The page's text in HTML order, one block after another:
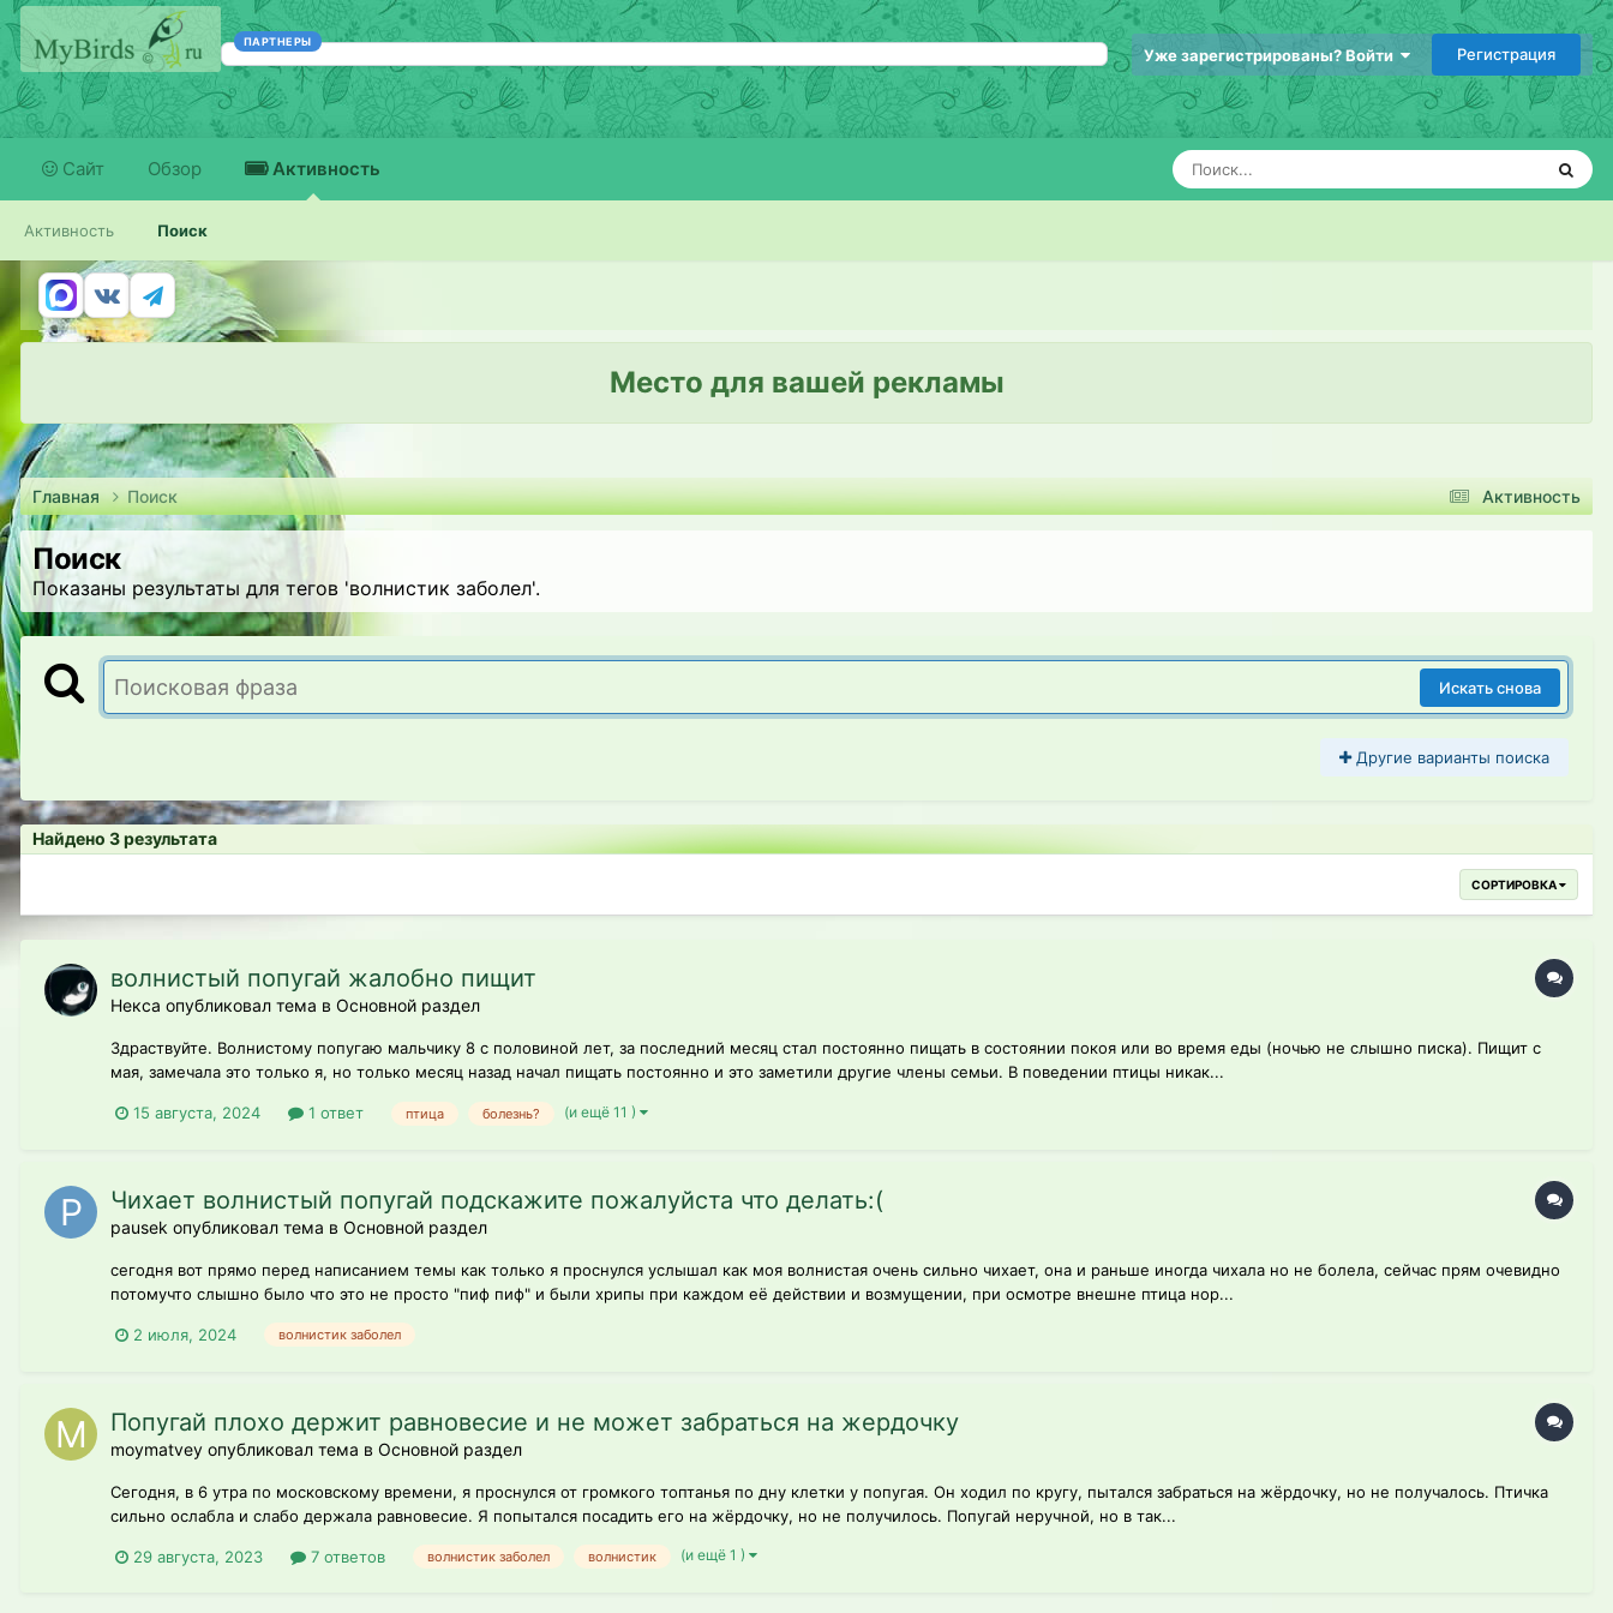
ПАРТНЕРЫ
Уже зарегистрированы? Войти Регистрация
Сайт Обзор Активность
Активность Поиск
Место для вашей рекламы
Активность
Главная Поиск
Поиск
Показаны результаты для тегов 'волнистик заболел'.
Искать снова
Другие варианты поиска
Найдено 3 результата
СОРТИРОВКА
волнистый попугай жалобно пищит
Некса опубликовал тема в Основной раздел
Здраствуйте. Волнистому попугаю мальчику 8 с половиной лет, за последний месяц стал постоянно пищать в состоянии покоя или во время еды (ночью не слышно писка). Пищит с
мая, замечала это только я, но только месяц назад начал пищать постоянно и это заметили другие члены семьи. В поведении птицы никак...
15 августа, 2024 1 ответ птица болезнь? (и ещё 11 )
Чихает волнистый попугай подскажите пожалуйста что делать:(
pausek опубликовал тема в Основной раздел
сегодня вот прямо перед написанием темы как только я проснулся услышал как моя волнистая очень сильно чихает, она и раньше иногда чихала но не болела, сейчас прям очевидно
потомучто слышно было что это не просто "пиф пиф" и были хрипы при каждом её действии и возмущении, при осмотре внешне птица нор...
2 июля, 2024 волнистик заболел
Попугай плохо держит равновесие и не может забраться на жердочку
moymatvey опубликовал тема в Основной раздел
Сегодня, в 6 утра по московскому времени, я проснулся от громкого топтанья по дну клетки у попугая. Он ходил по кругу, пытался забраться на жёрдочку, но не получалось. Птичка
сильно ослабла и слабо держала равновесие. Я попытался посадить его на жёрдочку, но не получилось. Попугай неручной, но в так...
29 августа, 2023 7 ответов волнистик заболел волнистик (и ещё 1 )